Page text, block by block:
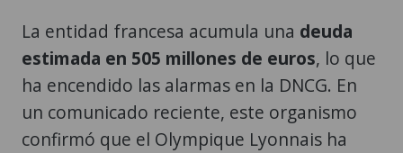
La entidad francesa acumula una deuda
estimada en 505 millones de euros, lo que
ha encendido las alarmas en la DNCG. En
un comunicado reciente, este organismo
confirmó que el Olympique Lyonnais ha